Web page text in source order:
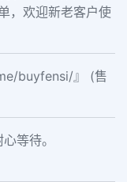
，欢迎新老客户使
buyfensi/』 (售
等待。